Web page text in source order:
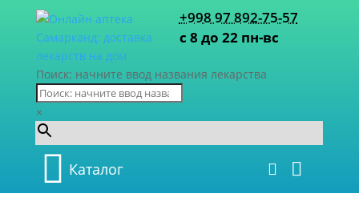
+998 97 892-75-57
с 8 до 22 пн-вс
Поиск: начните ввод названия лекарства
×
Каталог